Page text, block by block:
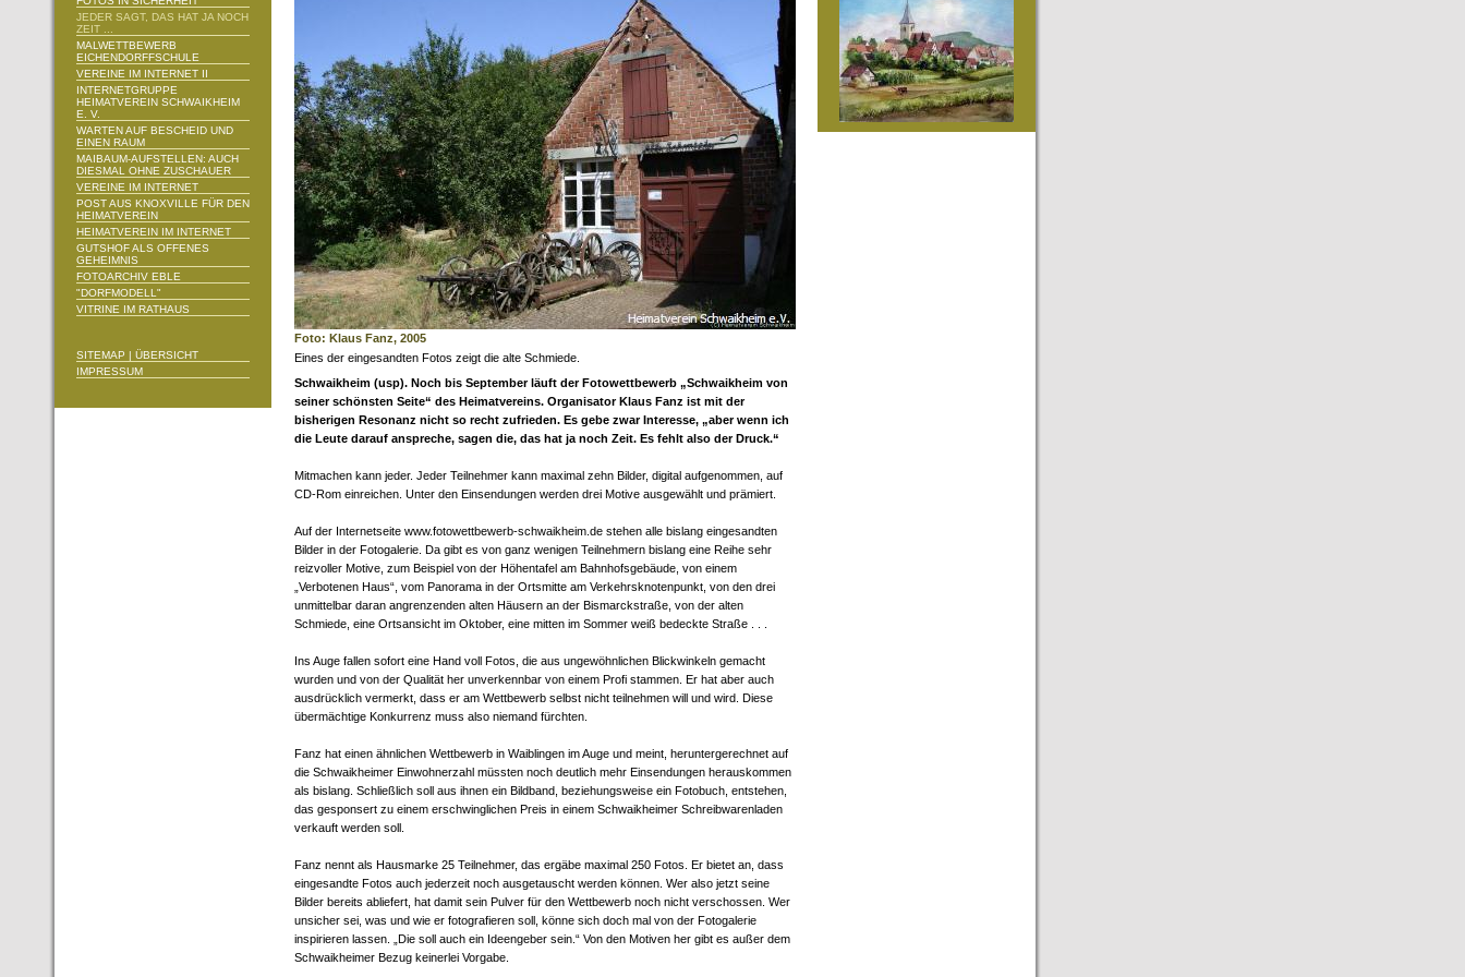
JEDER SAGT, DAS HAT JA NOCH
ZEIT ...
MALWETTBEWERB
EICHENDORFFSCHULE
VEREINE IM INTERNET II
INTERNETGRUPPE
HEIMATVEREIN SCHWAIKHEIM
E. V.
WARTEN AUF BESCHEID UND
EINEN RAUM
MAIBAUM-AUFSTELLEN: AUCH
DIESMAL OHNE ZUSCHAUER
VEREINE IM INTERNET
POST AUS KNOXVILLE FÜR DEN
HEIMATVEREIN
HEIMATVEREIN IM INTERNET
GUTSHOF ALS OFFENES
GEHEIMNIS
FOTOARCHIV EBLE
"DORFMODELL"
VITRINE IM RATHAUS
SITEMAP | ÜBERSICHT
IMPRESSUM
Foto: Klaus Fanz, 2005
Eines der eingesandten Fotos zeigt die alte Schmiede.
Schwaikheim (usp). Noch bis September läuft der Fotowettbewerb „Schwaikheim von
seiner schönsten Seite“ des Heimatvereins. Organisator Klaus Fanz ist mit der
bisherigen Resonanz nicht so recht zufrieden. Es gebe zwar Interesse, „aber wenn ich
die Leute darauf anspreche, sagen die, das hat ja noch Zeit. Es fehlt also der Druck.“
Mitmachen kann jeder. Jeder Teilnehmer kann maximal zehn Bilder, digital aufgenommen, auf
CD-Rom einreichen. Unter den Einsendungen werden drei Motive ausgewählt und prämiert.
Auf der Internetseite www.fotowettbewerb-schwaikheim.de stehen alle bislang eingesandten
Bilder in der Fotogalerie. Da gibt es von ganz wenigen Teilnehmern bislang eine Reihe sehr
reizvoller Motive, zum Beispiel von der Höhentafel am Bahnhofsgebäude, von einem
„Verbotenen Haus“, vom Panorama in der Ortsmitte am Verkehrsknotenpunkt, von den drei
unmittelbar daran angrenzenden alten Häusern an der Bismarckstraße, von der alten
Schmiede, eine Ortsansicht im Oktober, eine mitten im Sommer weiß bedeckte Straße . . .
Ins Auge fallen sofort eine Hand voll Fotos, die aus ungewöhnlichen Blickwinkeln gemacht
wurden und von der Qualität her unverkennbar von einem Profi stammen. Er hat aber auch
ausdrücklich vermerkt, dass er am Wettbewerb selbst nicht teilnehmen will und wird. Diese
übermächtige Konkurrenz muss also niemand fürchten.
Fanz hat einen ähnlichen Wettbewerb in Waiblingen im Auge und meint, heruntergerechnet auf
die Schwaikheimer Einwohnerzahl müssten noch deutlich mehr Einsendungen herauskommen
als bislang. Schließlich soll aus ihnen ein Bildband, beziehungsweise ein Fotobuch, entstehen,
das gesponsert zu einem erschwinglichen Preis in einem Schwaikheimer Schreibwarenladen
verkauft werden soll.
Fanz nennt als Hausmarke 25 Teilnehmer, das ergäbe maximal 250 Fotos. Er bietet an, dass
eingesandte Fotos auch jederzeit noch ausgetauscht werden können. Wer also jetzt seine
Bilder bereits abliefert, hat damit sein Pulver für den Wettbewerb noch nicht verschossen. Wer
unsicher sei, was und wie er fotografieren soll, könne sich doch mal von der Fotogalerie
inspirieren lassen. „Die soll auch ein Ideengeber sein.“ Von den Motiven her gibt es außer dem
Schwaikheimer Bezug keinerlei Vorgabe.